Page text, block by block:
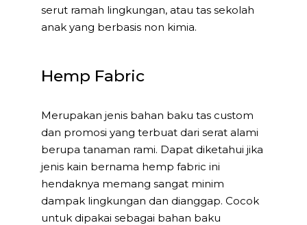
serut ramah lingkungan, atau tas sekolah
anak yang berbasis non kimia.
Hemp Fabric
Merupakan jenis bahan baku tas custom
dan promosi yang terbuat dari serat alami
berupa tanaman rami. Dapat diketahui jika
jenis kain bernama hemp fabric ini
hendaknya memang sangat minim
dampak lingkungan dan dianggap. Cocok
untuk dipakai sebagai bahan baku